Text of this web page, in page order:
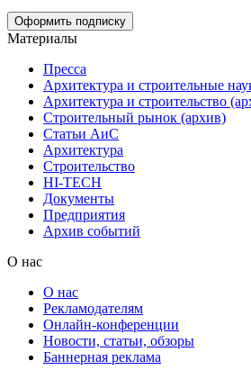
Материалы
Пресса
Архитектура и строительные
Архитектура и строительство
Строительный рынок (архив)
Статьи АиС
Архитектура
Строительство
HI-TECH
Документы
Предприятия
Архив событий
О нас
О нас
Рекламодателям
Онлайн-конференции
Новости, статьи, обзоры
Баннерная реклама